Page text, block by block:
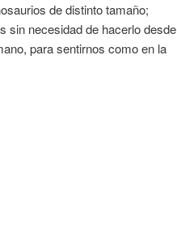
de distinto tamaño;
sin necesidad de hacerlo desde
para sentirnos como en la